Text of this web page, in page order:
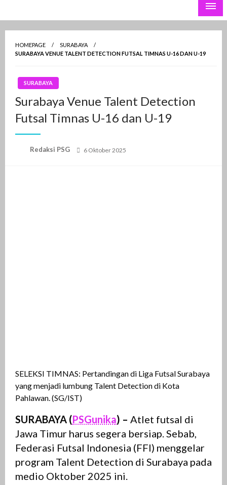
PSGnews
the Lava Pijar
HOMEPAGE
SURABAYA
SURABAYA VENUE TALENT DETECTION FUTSAL TIMNAS U-16 DAN U-19
SURABAYA
Surabaya Venue Talent Detection
Futsal Timnas U-16 dan U-19
Redaksi PSG
Posted
6 Oktober 2025
SELEKSI TIMNAS: Pertandingan di Liga Futsal Surabaya
yang menjadi lumbung Talent Detection di Kota
Pahlawan. (SG/IST)
SURABAYA (PSGunika) – Atlet futsal di
Jawa Timur harus segera bersiap. Sebab,
Federasi Futsal Indonesia (FFI) menggelar
program Talent Detection di Surabaya pada
medio Oktober 2025 ini.